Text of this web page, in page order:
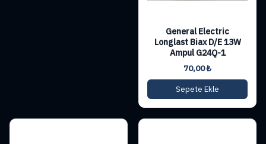
General Electric
Longlast Biax D/E 13W
Ampul G24Q-1
70,00₺
Sepete Ekle